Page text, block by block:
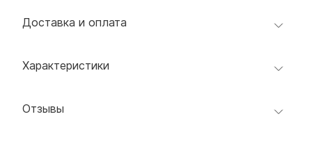
Доставка и оплата
Характеристики
Отзывы